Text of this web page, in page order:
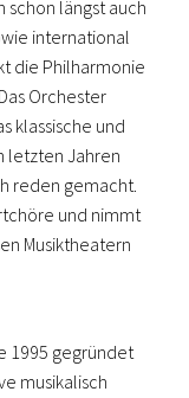
schon längst auch
international
die Philharmonie
Orchester
klassische und
letzten Jahren
reden gemacht.
und nimmt
Musiktheatern
1995 gegründet
musikalisch